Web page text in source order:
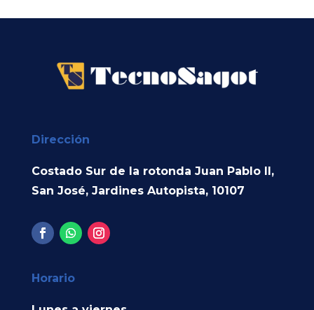
Dirección
Costado Sur de la rotonda Juan Pablo II,
San José, Jardines Autopista, 10107
Horario